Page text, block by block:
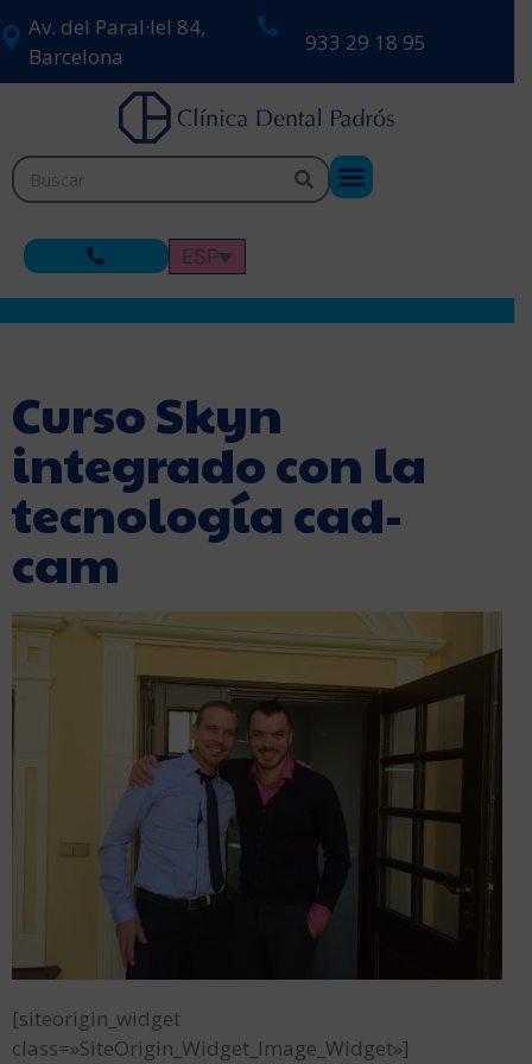
Av. del Paral·lel 84,
Barcelona
933 29 18 95
ESP
Curso Skyn
integrado con la
tecnología cad-
cam
[siteorigin_widget
class=»SiteOrigin_Widget_Image_Widget»]